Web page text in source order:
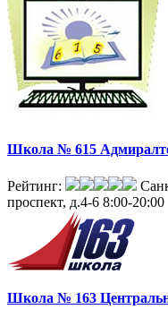
Школа № 615
Рейтинг:
проспект, д.4-6 8:00-20:00
Школа № 163